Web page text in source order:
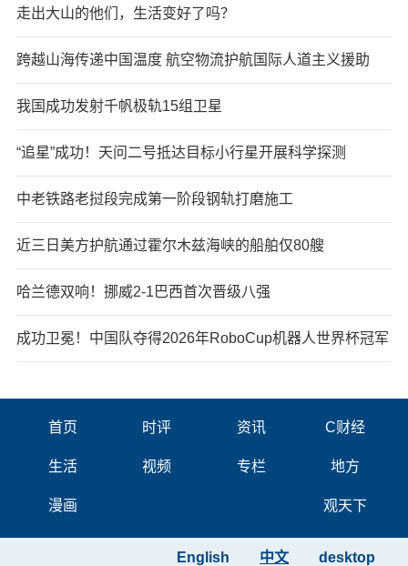
走出大山的他们，生活变好了吗？
跨越山海传递中国温度 航空物流护航国际人道主义援助
我国成功发射千帆极轨15组卫星
“追星”成功！天问二号抵达目标小行星开展科学探测
中老铁路老挝段完成第一阶段钢轨打磨施工
近三日美方护航通过霍尔木兹海峡的船舶仅80艘
哈兰德双响！挪威2-1巴西首次晋级八强
成功卫冕！中国队夺得2026年RoboCup机器人世界杯冠军
首页 时评 资讯 C财经
生活 视频 专栏 地方
漫画 观天下
desktop
中文
English